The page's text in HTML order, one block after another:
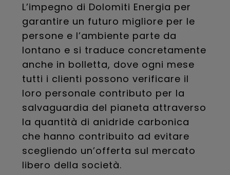
L’impegno di Dolomiti Energia per
garantire un futuro migliore per le
persone e l’ambiente parte da
lontano e si traduce concretamente
anche in bolletta, dove ogni mese
tutti i clienti possono verificare il
loro personale contributo per la
salvaguardia del pianeta attraverso
la quantità di anidride carbonica
che hanno contribuito ad evitare
scegliendo un’offerta sul mercato
libero della società.